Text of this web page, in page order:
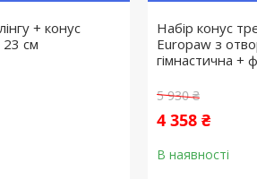
+ конус
23 см
Набір конус
Europaw з
гімнастична +
5 930 ₴
4 358 ₴
В наявності